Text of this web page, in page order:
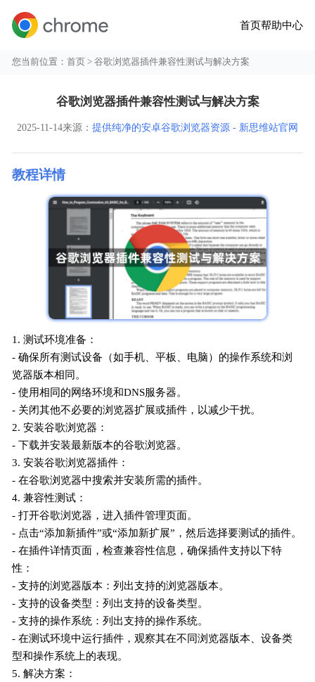
首页帮助中心
您当前位置：首页 > 谷歌浏览器插件兼容性测试与解决方案
谷歌浏览器插件兼容性测试与解决方案
2025-11-14来源： 提供纯净的安卓谷歌浏览器资源 - 新思维站官网
教程详情
1. 测试环境准备：
- 确保所有测试设备（如手机、平板、电脑）的操作系统和浏
览器版本相同。
- 使用相同的网络环境和DNS服务器。
- 关闭其他不必要的浏览器扩展或插件，以减少干扰。
2. 安装谷歌浏览器：
- 下载并安装最新版本的谷歌浏览器。
3. 安装谷歌浏览器插件：
- 在谷歌浏览器中搜索并安装所需的插件。
4. 兼容性测试：
- 打开谷歌浏览器，进入插件管理页面。
- 点击“添加新插件”或“添加新扩展”，然后选择要测试的插件。
- 在插件详情页面，检查兼容性信息，确保插件支持以下特
性：
- 支持的浏览器版本：列出支持的浏览器版本。
- 支持的设备类型：列出支持的设备类型。
- 支持的操作系统：列出支持的操作系统。
- 在测试环境中运行插件，观察其在不同浏览器版本、设备类
型和操作系统上的表现。
5. 解决方案：